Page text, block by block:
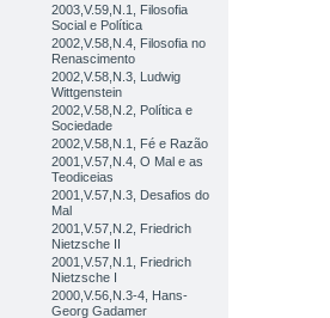
2003,V.59,N.1, Filosofia
Social e Política
2002,V.58,N.4, Filosofia no
Renascimento
2002,V.58,N.3, Ludwig
Wittgenstein
2002,V.58,N.2, Política e
Sociedade
2002,V.58,N.1, Fé e Razão
2001,V.57,N.4, O Mal e as
Teodiceias
2001,V.57,N.3, Desafios do
Mal
2001,V.57,N.2, Friedrich
Nietzsche II
2001,V.57,N.1, Friedrich
Nietzsche I
2000,V.56,N.3-4, Hans-
Georg Gadamer